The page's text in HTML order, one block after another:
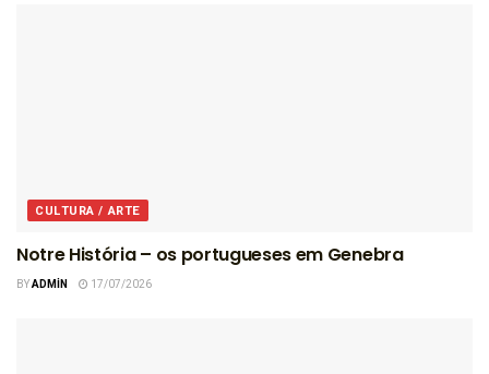
CULTURA / ARTE
Notre História – os portugueses em Genebra
BYADMIN 17/07/2026